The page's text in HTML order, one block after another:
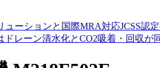
ューションと国際MRA対応JCSS認
ドレーン清水化とCO2吸着・回収が